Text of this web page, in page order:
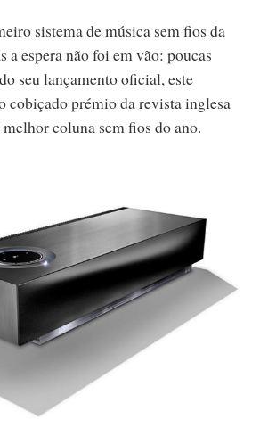
sistema de música sem fios da
a espera não foi em vão: poucas
seu lançamento oficial, este
cobiçado prémio da revista inglesa
coluna sem fios do ano.